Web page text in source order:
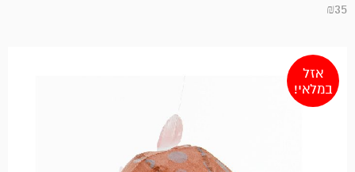
₪35
אזל
במלאי!